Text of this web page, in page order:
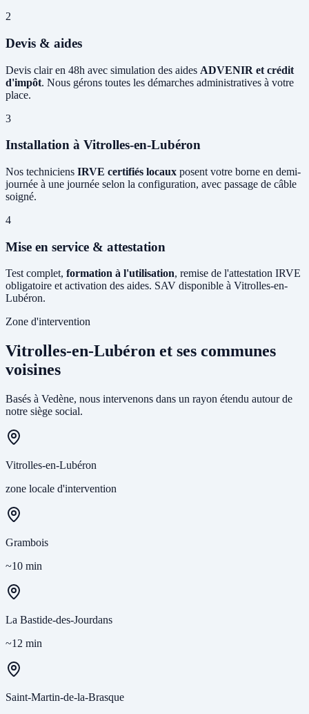
2
Devis & aides
Devis clair en 48h avec simulation des aides ADVENIR et crédit
d'impôt. Nous gérons toutes les démarches administratives à votre
place.
3
Installation à Vitrolles-en-Lubéron
Nos techniciens IRVE certifiés locaux posent votre borne en demi-
journée à une journée selon la configuration, avec passage de câble
soigné.
4
Mise en service & attestation
Test complet, formation à l'utilisation, remise de l'attestation IRVE
obligatoire et activation des aides. SAV disponible à Vitrolles-en-
Lubéron.
Zone d'intervention
Vitrolles-en-Lubéron et ses communes
voisines
Basés à Vedène, nous intervenons dans un rayon étendu autour de
notre siège social.
Vitrolles-en-Lubéron
zone locale d'intervention
Grambois
~10 min
La Bastide-des-Jourdans
~12 min
Saint-Martin-de-la-Brasque